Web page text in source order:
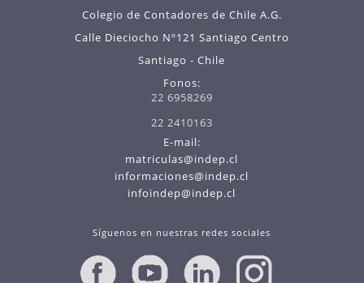
Colegio de Contadores de Chile A.G.
Calle Dieciocho Nº121 Santiago Centro
Santiago - Chile
Fonos:
22 6958269
22 2410163
E-mail:
matriculas@indep.cl
informaciones@indep.cl
infoindep@indep.cl
Síguenos en nuestras redes sociales